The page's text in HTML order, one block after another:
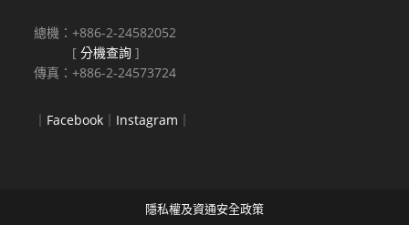
總機：+886-2-24582052
[分機查詢 ]
傳真：+886-2-24573724
｜ Facebook ｜ Instagram ｜
隱私權及資通安全政策